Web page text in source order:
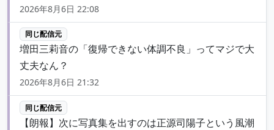
2026年8月6日 22:08
同じ配信元
増田三莉音の「復帰できない体調不良」ってマジで大
丈夫なん？
2026年8月6日 21:32
同じ配信元
【朗報】次に写真集を出すのは正源司陽子という風潮